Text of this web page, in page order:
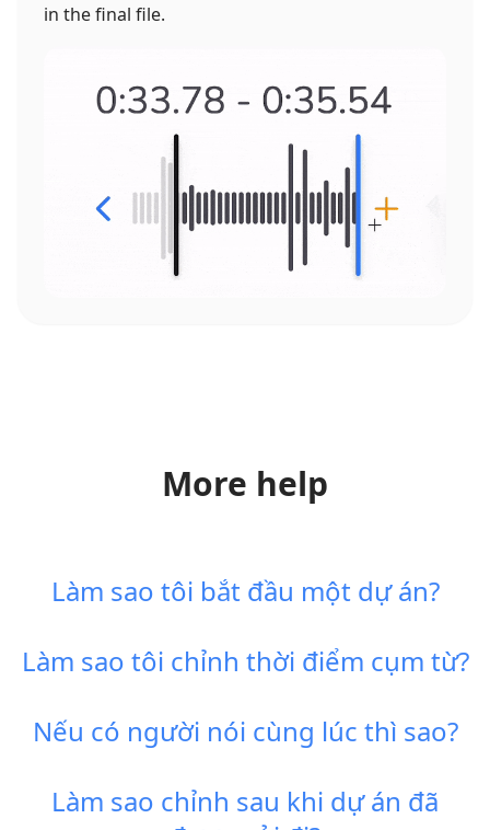
in the final file.
More help
Làm sao tôi bắt đầu một dự án?
Làm sao tôi chỉnh thời điểm cụm từ?
Nếu có người nói cùng lúc thì sao?
Làm sao chỉnh sau khi dự án đã